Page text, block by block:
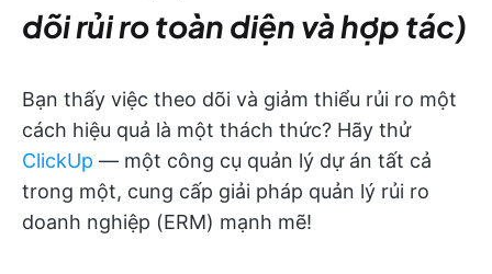
dõi rủi ro toàn diện và hợp tác)
Bạn thấy việc theo dõi và giảm thiểu rủi ro một
cách hiệu quả là một thách thức? Hãy thử
ClickUp — một công cụ quản lý dự án tất cả
trong một, cung cấp giải pháp quản lý rủi ro
doanh nghiệp (ERM) mạnh mẽ!